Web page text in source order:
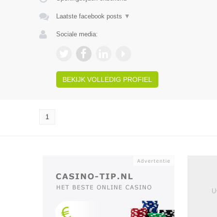
Laatste facebook posts ▼
Sociale media:
BEKIJK VOLLEDIG PROFIEL
1